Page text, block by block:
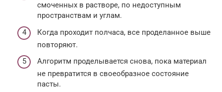
смоченных в растворе, по недоступным
пространствам и углам.
Когда проходит полчаса, все проделанное выше
повторяют.
Алгоритм проделывается снова, пока материал
не превратится в своеобразное состояние
пасты.